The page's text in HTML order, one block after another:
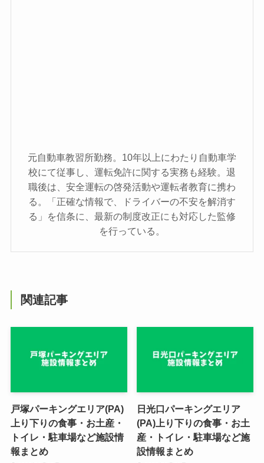
元自動車教習所勤務。10年以上にわたり自動車学
校にて従事し、運転免許に関する実務も経験。退
職後は、安全運転の啓発活動や運転者教育に携わ
る。「正確な情報で、ドライバーの不安を解消す
る」を信条に、最新の制度改正にも対応した監修
を行っている。
関連記事
戸塚パーキングエリア(PA)
上り下りの食事・お土産・
トイレ・駐車場など施設情
報まとめ
日光口パーキングエリア
(PA)上り下りの食事・お土
産・トイレ・駐車場など施
設情報まとめ